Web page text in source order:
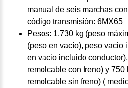
manual de seis marchas
código transmisión: 6MX65
Pesos: 1.730 kg (peso
(peso en vacío), peso vacio
en vacio incluido
remolcable con freno) y 750
remolcable sin freno) (